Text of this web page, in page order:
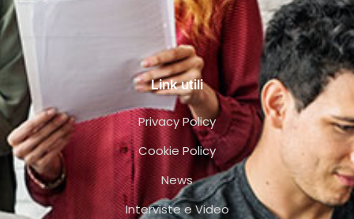
Link utili
Privacy Policy
Cookie Policy
News
Interviste e Video